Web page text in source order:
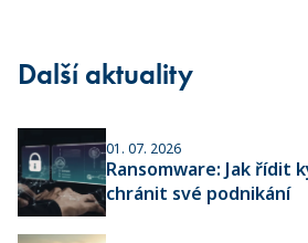
Další aktuality
01. 07. 2026
Ransomware: Jak řídit
chránit své podnikání